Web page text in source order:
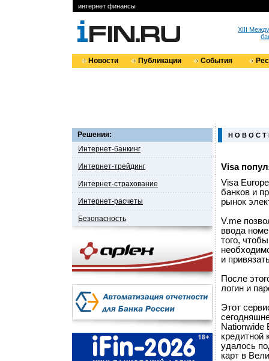
интернет финансы
XIII
Новости Публикации События
Решения:
Интернет-банкинг
Интернет-трейдинг
Интернет-страхование
Интернет-расчеты
Безопасность
Н О В О С Т
Visa
Visa
банков и
рынок
V.me
ввода
того,
и
После
логин и
Этот
Nationwide
кредитной
удалось
карт в